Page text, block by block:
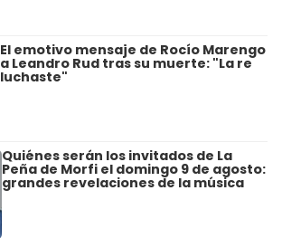
El emotivo mensaje de Rocío Marengo
a Leandro Rud tras su muerte: "La re
luchaste"
Quiénes serán los invitados de La
Peña de Morfi el domingo 9 de agosto:
grandes revelaciones de la música